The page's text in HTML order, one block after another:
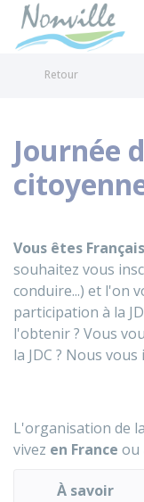
Retour
Journée
Vous êtes
souhaitez vous
conduire...) et l'on
participation à la
l'obtenir ? Vous
la JDC ? Nous
L'organisation de
vivez en France ou
À savoir